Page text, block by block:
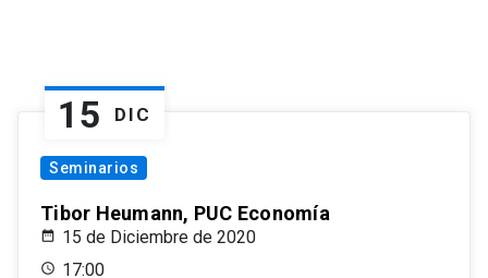
15 DIC
Seminarios
Tibor Heumann, PUC Economía
15 de Diciembre de 2020
17:00